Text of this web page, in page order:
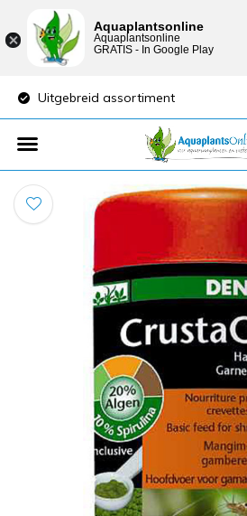
Uitgebreid assortiment
Aquaplantsonline
Aquaplantsonline
GRATIS - In Google Play